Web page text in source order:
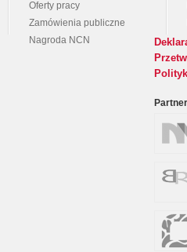
Oferty pracy
Zamówienia publiczne
Nagroda NCN